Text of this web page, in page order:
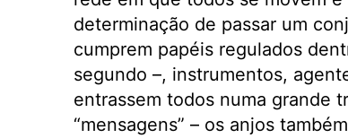
determinação de passar um
cumprem papéis regulados
segundo –, instrumentos,
entrassem todos numa grande
“mensagens” – os anjos